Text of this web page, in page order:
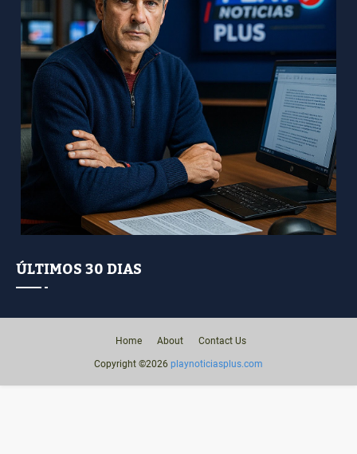
ÚLTIMOS 30 DIAS
Home About Contact Us
Copyright ©2026 playnoticiasplus.com